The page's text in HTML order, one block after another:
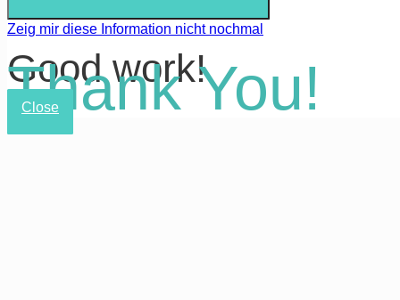
Zeig mir diese Information nicht nochmal
Good work!
Thank You!
Close